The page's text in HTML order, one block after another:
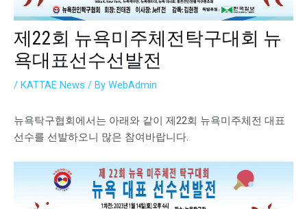
제22회 뉴욕미주체전탁구대회 뉴
욕대표선수선발전
/ KATTAE News / By WebAdmin
뉴욕탁구협회에서는 아래와 같이 제22회 뉴욕미주체전 대표
선수를 선발하오니 많은 참여바랍니다.